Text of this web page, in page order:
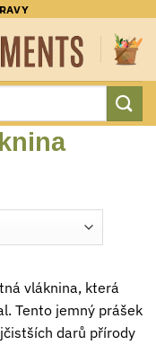
vláknina, která
Tento jemný prášek
darů přírody